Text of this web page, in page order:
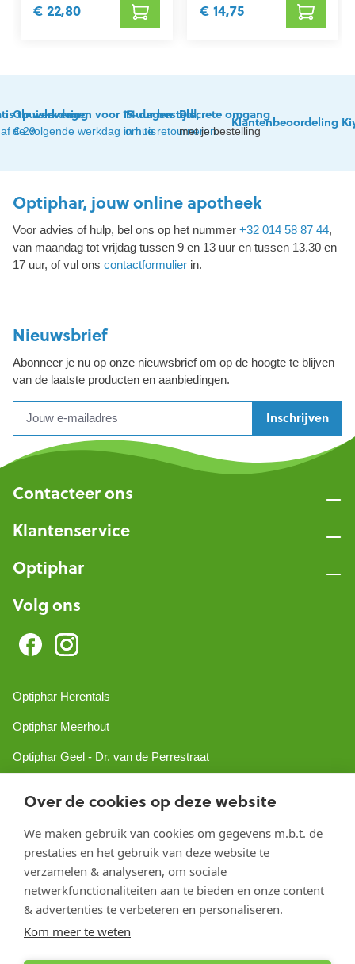
Over de cookies op deze website
We maken gebruik van cookies om gegevens m.b.t. de
prestaties en het gebruik van deze website te
verzamelen & analyseren, om sociale
netwerkfunctionaliteiten aan te bieden en onze content
& advertenties te verbeteren en personaliseren.
Kom meer te weten
€ 22,80 € 14,75
thuislevering
€ 29
Op werkdagen voor 15 uur besteld,
de volgende werkdag in huis
14 dagen tijd
om te retourneren
Discrete omgang
met je bestelling
Klantenbeoordeling
Optiphar, jouw online apotheek
Voor advies of hulp, bel ons op het nummer +32 014 58 87 44,
van maandag tot vrijdag tussen 9 en 13 uur en tussen 13.30 en
17 uur, of vul ons contactformulier in.
Nieuwsbrief
Abonneer je nu op onze nieuwsbrief om op de hoogte te blijven
van de laatste producten en aanbiedingen.
Inschrijven
Contacteer ons
Klantenservice
Optiphar
Volg ons
Optiphar Herentals
Optiphar Meerhout
Optiphar Geel - Dr. van de Perrestraat
Optiphar Mol
Copyright 2026 optiphar.com. Alle rechten voorbehouden